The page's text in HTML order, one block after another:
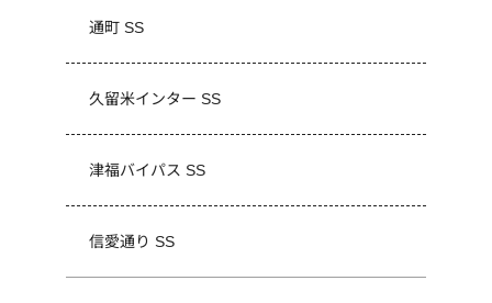
通町 SS
久留米インター SS
津福バイパス SS
信愛通り SS